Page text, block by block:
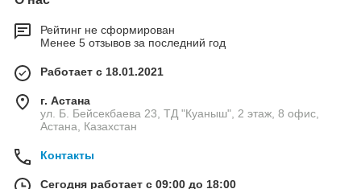
Рейтинг не сформирован
Менее 5 отзывов за последний год
Работает с 18.01.2021
г. Астана
ул. Б. Бейсекбаева 23, ТД "Куаныш", 2 этаж, 8 офис,
Астана, Казахстан
Контакты
Сегодня работает с 09:00 до 18:00